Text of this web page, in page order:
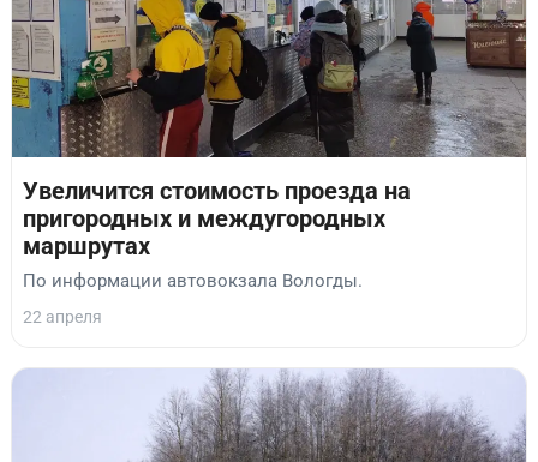
Увеличится стоимость проезда на
пригородных и междугородных
маршрутах
По информации автовокзала Вологды.
22 апреля